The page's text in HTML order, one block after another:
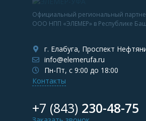
Официальный региональный
ООО НПП «ЭЛЕМЕР» в Республике
г. Елабуга, Проспект
info@elemerufa.ru
Пн-Пт, с 9:00 до 18:00
Контакты
+7 (843) 230-48-75